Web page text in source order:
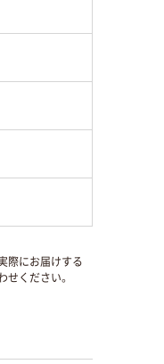
際にお届けする
ください。